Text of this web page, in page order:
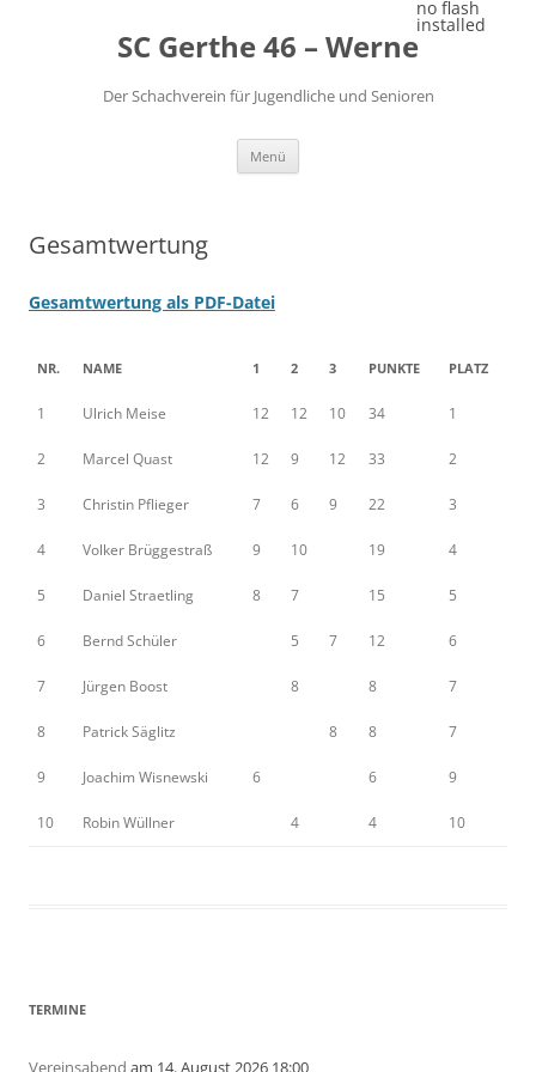
SC Gerthe 46 – Werne
Der Schachverein für Jugendliche und Senioren
Menü
Gesamtwertung
Gesamtwertung als PDF-Datei
NR. NAME 1 2 3 PUNKTE PLATZ
1 Ulrich Meise 12 12 10 34 1
2 Marcel Quast 12 9 12 33 2
3 Christin Pflieger 7 6 9 22 3
4 Volker Brüggestraß 9 10 19 4
5 Daniel Straetling 8 7 15 5
6 Bernd Schüler 5 7 12 6
7 Jürgen Boost 8 8 7
8 Patrick Säglitz 8 8 7
9 Joachim Wisnewski 6 6 9
10 Robin Wüllner 4 4 10
TERMINE
Vereinsabend am 14. August 2026 18:00
no flash
installed